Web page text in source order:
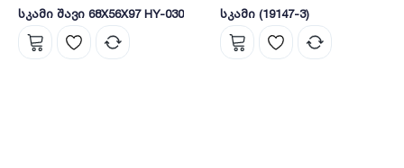
სკამი შავი 68X56X97 HY-030 სკამი (19147-3)